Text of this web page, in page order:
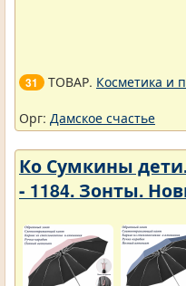
31 ТОВАР. Косметика и
Орг: Дамское счастье
Ко Сумкины
- 1184. Зонты.